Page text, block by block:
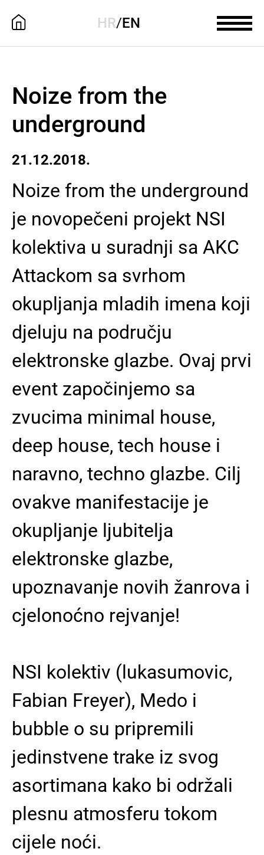
HR/EN
Noize from the
underground
21.12.2018.
Noize from the underground
je novopečeni projekt NSI
kolektiva u suradnji sa AKC
Attackom sa svrhom
okupljanja mladih imena koji
djeluju na području
elektronske glazbe. Ovaj prvi
event započinjemo sa
zvucima minimal house,
deep house, tech house i
naravno, techno glazbe. Cilj
ovakve manifestacije je
okupljanje ljubitelja
elektronske glazbe,
upoznavanje novih žanrova i
cjelonoćno rejvanje!
NSI kolektiv (lukasumovic,
Fabian Freyer), Medo i
bubble o su pripremili
jedinstvene trake iz svog
asortimana kako bi održali
plesnu atmosferu tokom
cijele noći.